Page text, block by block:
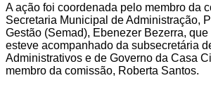
A ação foi coordenada pelo membro da
Secretaria Municipal de Administração,
Gestão (Semad), Ebenezer Bezerra, que
esteve acompanhado da subsecretária
Administrativos e de Governo da Casa
membro da comissão, Roberta Santos.